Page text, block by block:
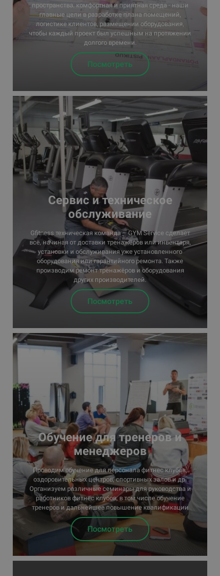
пространства, комфортная и приятная среда - наши
главные цели в разработке плана помещений,
логистике клиентов, размещении оборудования,
чтобы каждый проект был успешным на протяжении
долгого времени.
Посмотреть
Сервис и техническое
обслуживание
Gfitness техническая команда – GYM Service сделает
всё, начиная от доставки тренажёров или инвентаря,
установки и обслуживания уже установленного
оборудования или гарантийного ремонта. Также
производим ремонт тренажёров и оборудования
других производителей.
Посмотреть
Обучение для тренеров и
менеджеров
Проводим обучение для персонала фитнес клубов,
оздоровительных центров, спортивных залов и др.
Организуем различные семинары для руководства и
работников фитнес клубов, в том числе обучение
тренеров и дальнейшее повышение квалификации
Посмотреть